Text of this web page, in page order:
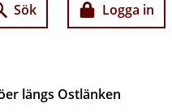
Sök Logga in
längs Ostlänken